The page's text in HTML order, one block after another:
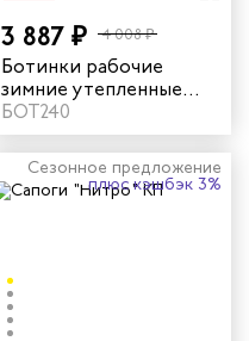
3 887 ₽ 4 008 ₽
Ботинки рабочие
зимние утепленные
"Нитро" с КП
натуральный мех цвет
черный
БОТ240
Сезонное предложение
плюс кэшбэк 3%